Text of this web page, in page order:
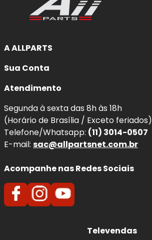
A ALLPARTS
Sua Conta
Atendimento
Segunda à sexta das 8h às 18h
(Horário de Brasília / Exceto feriados)
Telefone/Whatsapp: (11) 3014-0507
E-mail: sac@allpartsnet.com.br
Acompanhe nas Redes Sociais
Televendas